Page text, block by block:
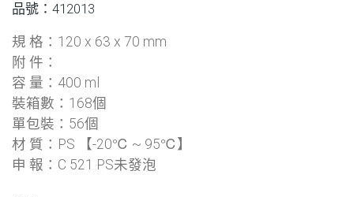
品號：412013
規 格：120 x 63 x 70 mm
附 件：
容 量：400 ml
裝箱數：168個
單包裝：56個
材 質：PS 【-20℃ ~ 95℃】
申 報：C 521 PS未發泡